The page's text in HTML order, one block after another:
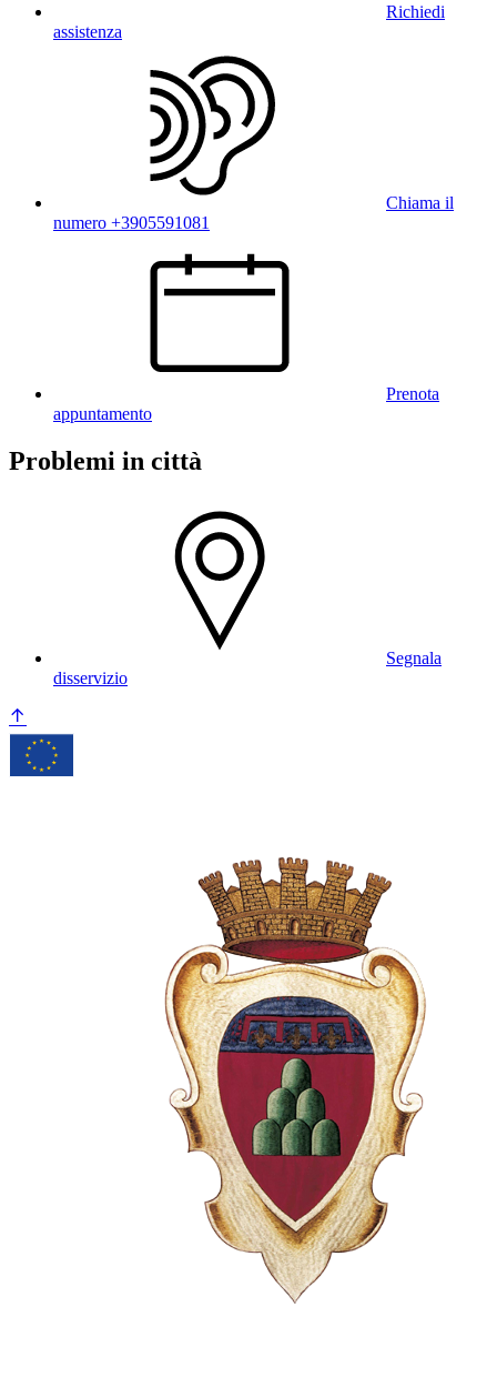
Richiedi
assistenza
Chiama il
numero +3905591081
Prenota
appuntamento
Problemi in città
Segnala
disservizio